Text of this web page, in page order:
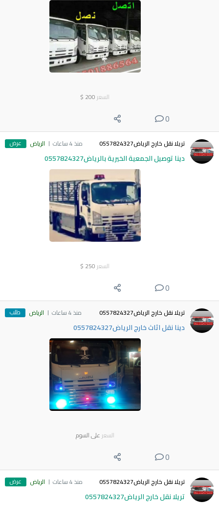
السعر 200
$
0
تريلا نقل خارج الرياض0557824327 منذ 4 ساعات الرياض عرض
دينا توصيل الجمعية الخيرية بالرياض0557824327
السعر 250
$
0
تريلا نقل خارج الرياض0557824327 منذ 4 ساعات الرياض طلب
دينا نقل اثاث خارج الرياض0557824327
السعر على السوم
0
تريلا نقل خارج الرياض0557824327 منذ 4 ساعات الرياض عرض
تريلا نقل خارج الرياض0557824327